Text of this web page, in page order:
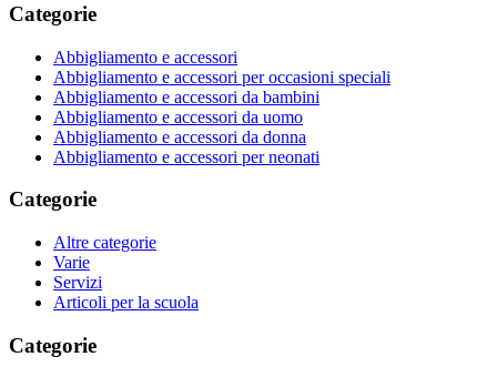
Categorie
Abbigliamento e accessori
Abbigliamento e accessori per occasioni speciali
Abbigliamento e accessori da bambini
Abbigliamento e accessori da uomo
Abbigliamento e accessori da donna
Abbigliamento e accessori per neonati
Categorie
Altre categorie
Varie
Servizi
Articoli per la scuola
Categorie